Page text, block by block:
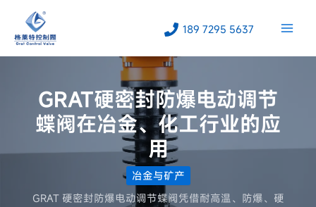
容
189 7295 5637
GRAT硬密封防爆电动调节
蝶阀在冶金、化工行业的应
用
冶金与矿产
GRAT 硬密封防爆电动调节蝶阀凭借耐高温、防爆、硬